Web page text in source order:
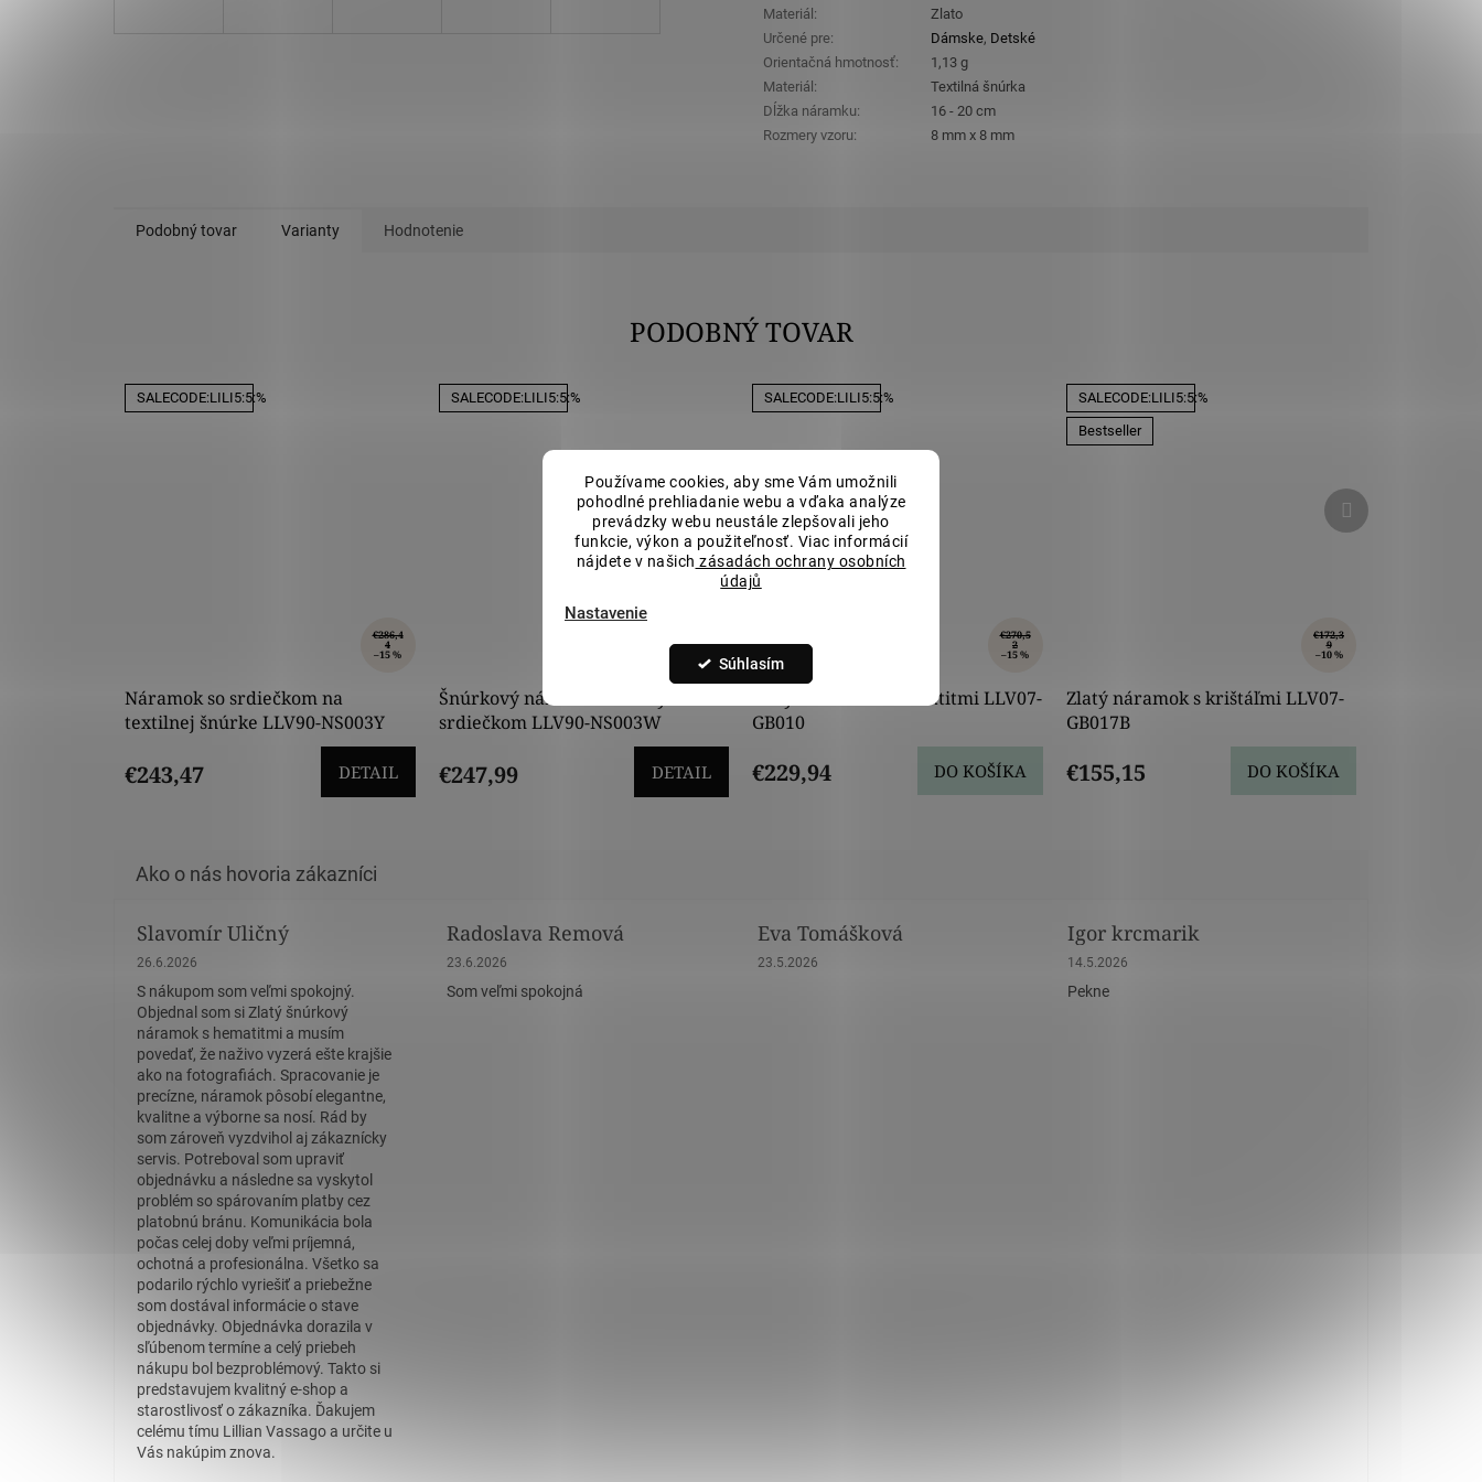
Používame cookies, aby sme Vám umožnili
pohodlné prehliadanie webu a vďaka analýze
prevádzky webu neustále zlepšovali jeho
funkcie, výkon a použiteľnosť. Viac informácií
nájdete v našich zásadách ochrany osobních
údajů
Nastavenie
Súhlasím
Materiál :
Zlato
Určené pre: Dámske, Detské
Orientačná hmotnosť:
1,13 g
Materiál :
Textilná šnúrka
Dĺžka náramku:
16 - 20 cm
Rozmery vzoru: 8 mm x 8 mm
Podobný tovar Varianty Hodnotenie
PODOBNÝ TOVAR
SALECODE:LILI5:5:%
€286,4
4
–15 %
Náramok so srdiečkom na
textilnej šnúrke LLV90-NS003Y
€243,47 DETAIL
SALECODE:LILI5:5:%
5
Šnúrkový náramok so zlatým
srdiečkom LLV90-NS003W
€247,99 DETAIL
SALECODE:LILI5:5:%
€270,5
2
–15 %
Zlatý náramok s hematitmi LLV07-
GB010
€229,94 DO KOŠÍKA
SALECODE:LILI5:5:%
Bestseller
€172,3
9
–10 %
Zlatý náramok s krištáľmi LLV07-
GB017B
€155,15 DO KOŠÍKA
Ďalší
produkt
Slavomír Uličný
Hodnotenie obchodu je 5 z 5 hviezdičiek.
26.6.2026
S nákupom som veľmi spokojný.
Objednal som si Zlatý šnúrkový
náramok s hematitmi a musím
povedať, že naživo vyzerá ešte krajšie
ako na fotografiách. Spracovanie je
precízne, náramok pôsobí elegantne,
kvalitne a výborne sa nosí. Rád by
som zároveň vyzdvihol aj zákaznícky
servis. Potreboval som upraviť
objednávku a následne sa vyskytol
problém so spárovaním platby cez
platobnú bránu. Komunikácia bola
počas celej doby veľmi príjemná,
ochotná a profesionálna. Všetko sa
podarilo rýchlo vyriešiť a priebežne
som dostával informácie o stave
objednávky. Objednávka dorazila v
sľúbenom termíne a celý priebeh
nákupu bol bezproblémový. Takto si
predstavujem kvalitný e-shop a
starostlivosť o zákazníka. Ďakujem
celému tímu Lillian Vassago a určite u
Vás nakúpim znova.
Radoslava Remová
Hodnotenie obchodu je 5 z 5 hviezdičiek.
23.6.2026
Som veľmi spokojná
Eva Tomášková
Hodnotenie obchodu je 5 z 5 hviezdičiek.
23.5.2026
Igor krcmarik
Hodnotenie obchodu je 5 z 5 hviezdičiek.
14.5.2026
Pekne